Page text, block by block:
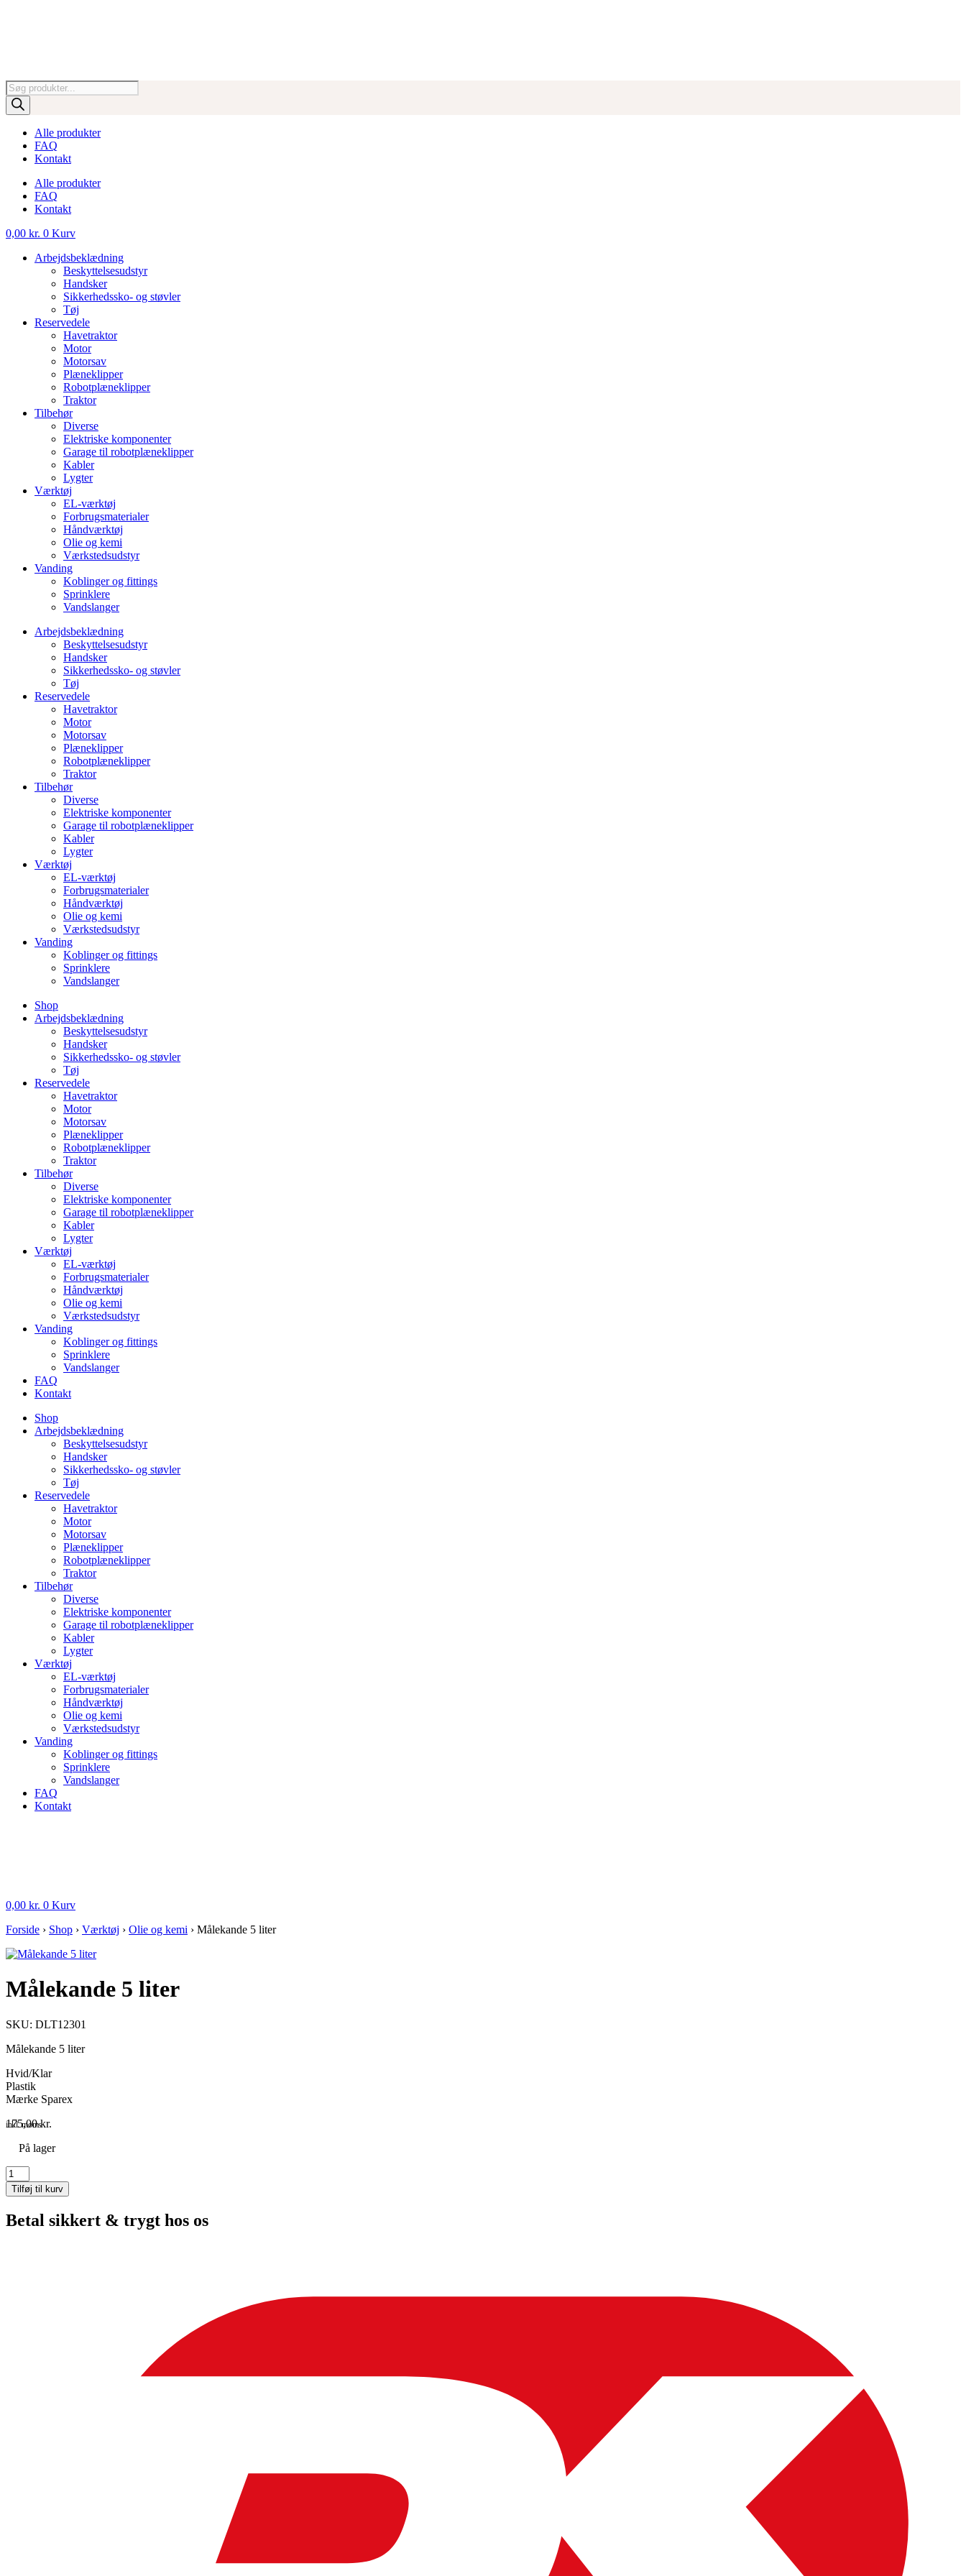
Products
search
Alle produkter
FAQ
Kontakt
Alle produkter
FAQ
Kontakt
0,00 kr. 0 Kurv
Arbejdsbeklædning
Beskyttelsesudstyr
Handsker
Sikkerhedssko- og støvler
Tøj
Reservedele
Havetraktor
Motor
Motorsav
Plæneklipper
Robotplæneklipper
Traktor
Tilbehør
Diverse
Elektriske komponenter
Garage til robotplæneklipper
Kabler
Lygter
Værktøj
EL-værktøj
Forbrugsmaterialer
Håndværktøj
Olie og kemi
Værkstedsudstyr
Vanding
Koblinger og fittings
Sprinklere
Vandslanger
Arbejdsbeklædning
Beskyttelsesudstyr
Handsker
Sikkerhedssko- og støvler
Tøj
Reservedele
Havetraktor
Motor
Motorsav
Plæneklipper
Robotplæneklipper
Traktor
Tilbehør
Diverse
Elektriske komponenter
Garage til robotplæneklipper
Kabler
Lygter
Værktøj
EL-værktøj
Forbrugsmaterialer
Håndværktøj
Olie og kemi
Værkstedsudstyr
Vanding
Koblinger og fittings
Sprinklere
Vandslanger
Shop
Arbejdsbeklædning
Beskyttelsesudstyr
Handsker
Sikkerhedssko- og støvler
Tøj
Reservedele
Havetraktor
Motor
Motorsav
Plæneklipper
Robotplæneklipper
Traktor
Tilbehør
Diverse
Elektriske komponenter
Garage til robotplæneklipper
Kabler
Lygter
Værktøj
EL-værktøj
Forbrugsmaterialer
Håndværktøj
Olie og kemi
Værkstedsudstyr
Vanding
Koblinger og fittings
Sprinklere
Vandslanger
FAQ
Kontakt
Shop
Arbejdsbeklædning
Beskyttelsesudstyr
Handsker
Sikkerhedssko- og støvler
Tøj
Reservedele
Havetraktor
Motor
Motorsav
Plæneklipper
Robotplæneklipper
Traktor
Tilbehør
Diverse
Elektriske komponenter
Garage til robotplæneklipper
Kabler
Lygter
Værktøj
EL-værktøj
Forbrugsmaterialer
Håndværktøj
Olie og kemi
Værkstedsudstyr
Vanding
Koblinger og fittings
Sprinklere
Vandslanger
FAQ
Kontakt
0,00 kr. 0 Kurv
Forside › Shop › Værktøj › Olie og kemi › Målekande 5 liter
Målekande 5 liter
SKU: DLT12301
Målekande 5 liter
Hvid/Klar
Plastik
Mærke Sparex
175,00kr.
inkl. moms
På lager
Målekande
5
liter
Tilføj til kurv
Betal sikkert & trygt hos os